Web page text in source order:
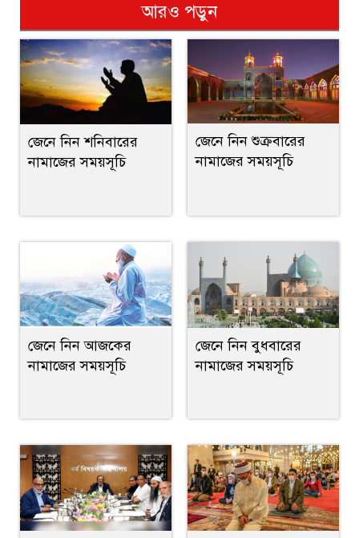
আরও পড়ুন
জেনে নিন শনিবারের
নামাজের সময়সূচি
জেনে নিন শুক্রবারের
নামাজের সময়সূচি
জেনে নিন আজকের
নামাজের সময়সূচি
জেনে নিন বুধবারের
নামাজের সময়সূচি